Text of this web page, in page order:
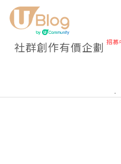
社群創作有價企劃